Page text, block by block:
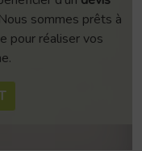
sommes prêts à
pour réaliser vos